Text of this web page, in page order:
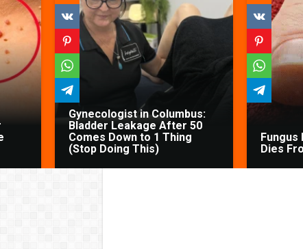
Gynecologist in Columbus:
Bladder Leakage After 50
Comes Down to 1 Thing
(Stop Doing This)
Fungus
Dies